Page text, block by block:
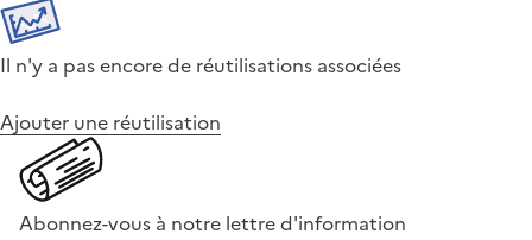
Il n'y a pas encore de réutilisations associées
Ajouter une réutilisation
Abonnez-vous à notre lettre d'information